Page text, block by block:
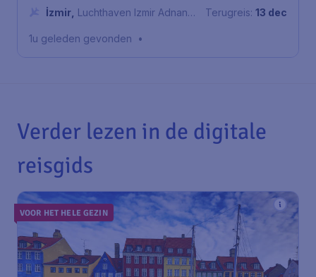
Schiphol
İzmir Luchthaven Izmir Adnan
Terugreis: 13 dec
1u geleden gevonden •
Verder lezen in de digitale
reisgids
VOOR HET HELE GEZIN